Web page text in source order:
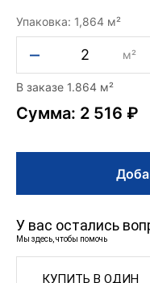
Упаковка: 1,864 м²
– м²
В заказе 1.864 м²
Сумма: 2 516 ₽
У вас остались
Мы здесь, чтобы помочь
КУПИТЬ В ОДИН